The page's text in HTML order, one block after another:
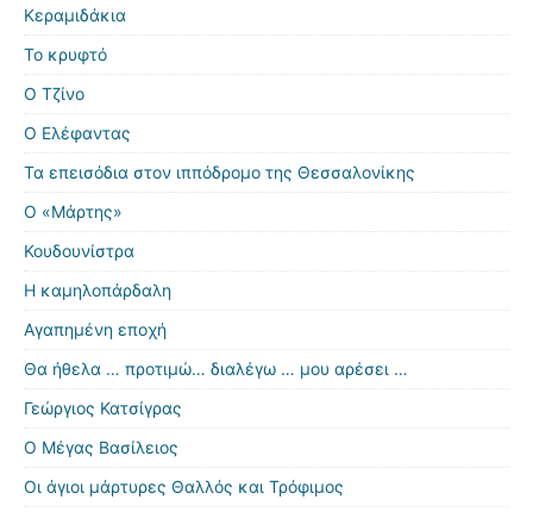
Κεραμιδάκια
Το κρυφτό
Ο Τζίνο
Ο Ελέφαντας
Τα επεισόδια στον ιππόδρομο της Θεσσαλονίκης
Ο «Μάρτης»
Κουδουνίστρα
Η καμηλοπάρδαλη
Αγαπημένη εποχή
Θα ήθελα … προτιμώ… διαλέγω … μου αρέσει …
Γεώργιος Κατσίγρας
Ο Μέγας Βασίλειος
Οι άγιοι μάρτυρες Θαλλός και Τρόφιμος